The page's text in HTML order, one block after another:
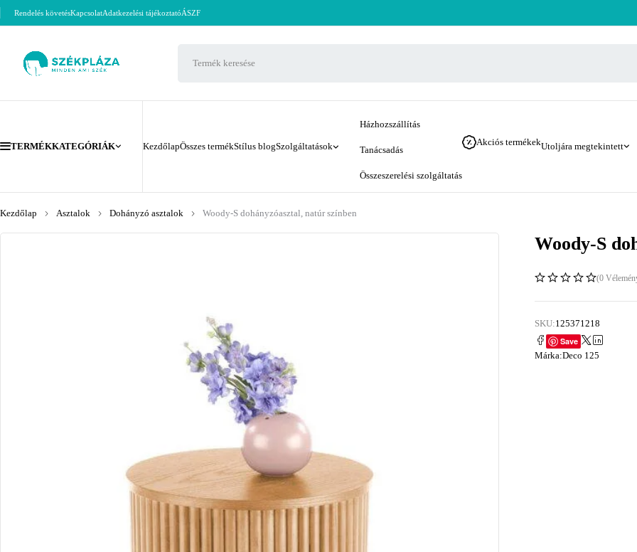
Rendelés követésKapcsolatAdatkezelési tájékoztatóÁSZF
TERMÉKKATEGÓRIÁK KezdőlapÖsszes termékStílus blogSzolgáltatások
Házhozszállítás
Tanácsadás
Összeszerelési szolgáltatás
Akciós termékekUtoljára megtekintett
Kezdőlap Asztalok Dohányzó asztalok Woody-S dohányzóasztal, natúr színben
Woody-S
(0
SKU:125371218
Save
Márka:Deco 125